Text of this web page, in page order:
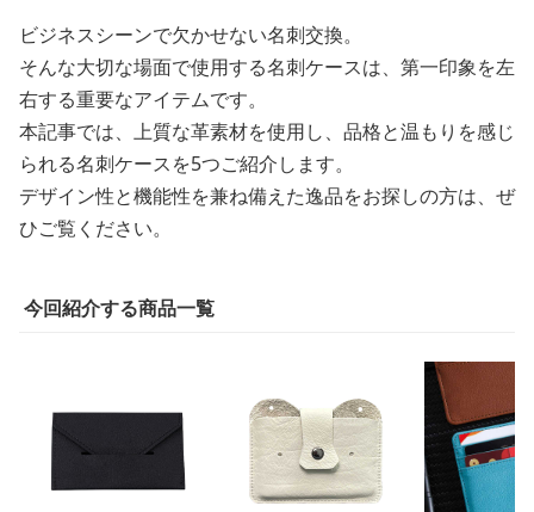
ビジネスシーンで欠かせない名刺交換。
そんな大切な場面で使用する名刺ケースは、第一印象を左
右する重要なアイテムです。
本記事では、上質な革素材を使用し、品格と温もりを感じ
られる名刺ケースを5つご紹介します。
デザイン性と機能性を兼ね備えた逸品をお探しの方は、ぜ
ひご覧ください。
今回紹介する商品一覧